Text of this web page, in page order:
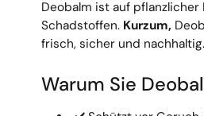
Deobalm ist auf
Schadstoffen. Kurzum,
frisch, sicher und nachhaltig.
Warum Sie